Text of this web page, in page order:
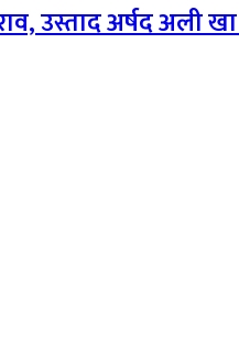
उस्ताद अर्षद अली